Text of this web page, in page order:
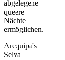
abgelegene
queere
Nächte
ermöglichen.
Arequipa's
Selva